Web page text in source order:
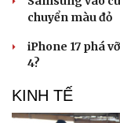
Cây thuốc
Sản phụ khoa
Nhi khoa
Nam khoa
Phòng mạch online
chuyển màu đỏ
iPhone 17 phá
4?
KINH TẾ